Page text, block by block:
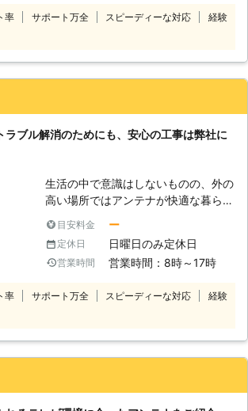
作業により落下してけがをするという
人が出るほどなので、アンテナに関す
率 サポート万全 スピーディーな対応
経験
ラブル解消のためにも、安心の工事は弊社に
生活の中で意識はしないものの、外の
高い場所ではアンテナが快適な暮らし
から永久的に安定の固定ができればよ
いですが、雨風など自然の中にさらさ
れる高所で外にある物だけに、不具合
不安定な状態になったり、倒れたまま
目安料金 ー
定休日 日曜日のみ定休日
営業時間 営業時間：8時～17時
率 サポート万全 スピーディーな対応
経験